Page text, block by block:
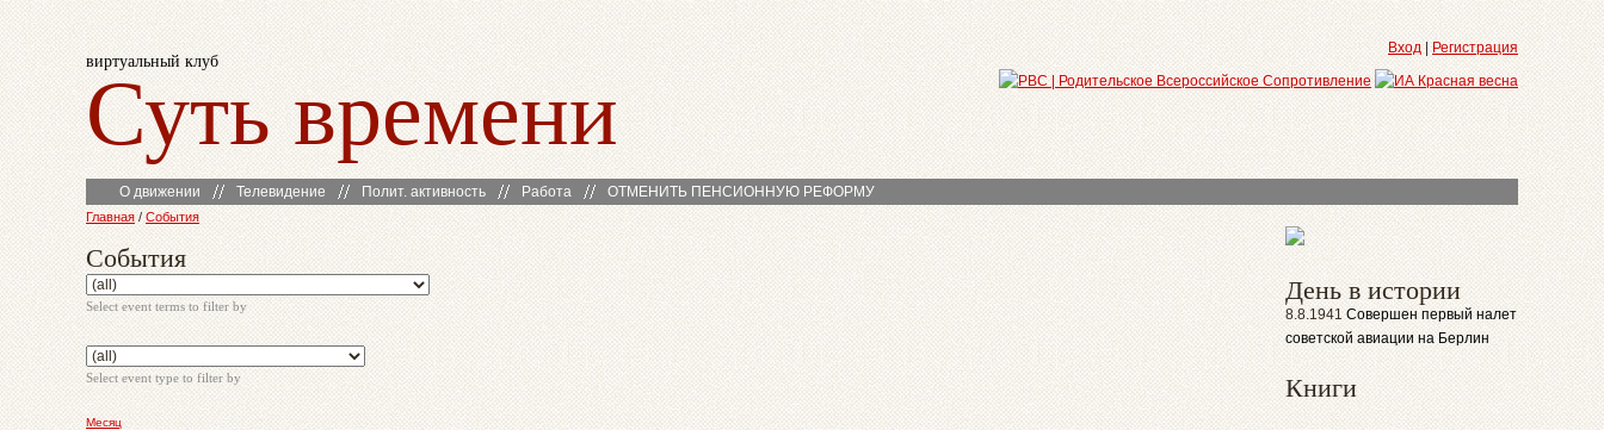
виртуальный клуб
Суть времени
Вход Регистрация
О движении Телевидение Полит. активность Работа ОТМЕНИТЬ ПЕНСИОННУЮ РЕФОРМУ
Главная / События
События
Select event terms to filter by
Select event type to filter by
Месяц
День в истории
8.8.1941 Совершен первый налет
советской авиации на Берлин
Книги